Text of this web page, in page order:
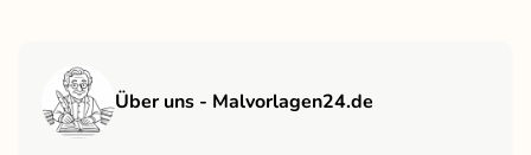
Über uns - Malvorlagen24.de